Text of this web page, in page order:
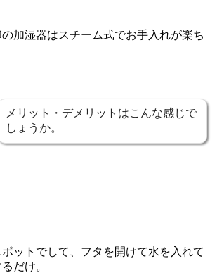
加湿器はスチーム式でお手入れが楽ち
メリット・デメリットはこんな感じで
しょうか。
ットでして、フタを開けて水を入れて
だけ。